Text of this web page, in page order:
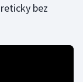
bez